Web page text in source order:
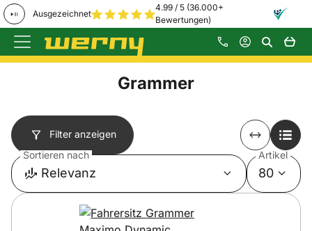
Ausgezeichnet
4.99 / 5 (36.000+
Bewertungen)
Zum Hauptinhalt springen
Grammer
Filter anzeigen
Sortieren nach
Relevanz
Artikel
80